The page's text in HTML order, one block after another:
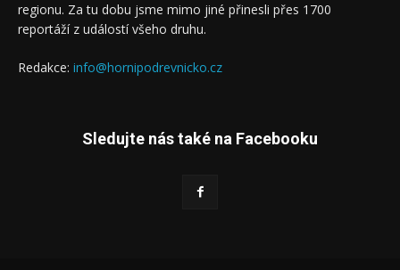
regionu. Za tu dobu jsme mimo jiné přinesli přes 1700
reportáží z událostí všeho druhu.
Redakce: info@hornipodrevnicko.cz
Sledujte nás také na Facebooku